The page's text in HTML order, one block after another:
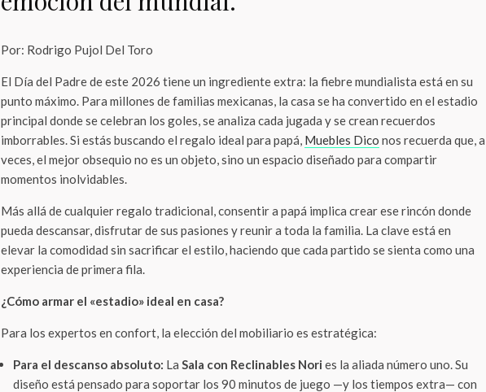
Por: Rodrigo Pujol Del Toro
El Día del Padre de este 2026 tiene un ingrediente extra: la fiebre mundialista está en su
punto máximo. Para millones de familias mexicanas, la casa se ha convertido en el estadio
principal donde se celebran los goles, se analiza cada jugada y se crean recuerdos
imborrables. Si estás buscando el regalo ideal para papá, Muebles Dico nos recuerda que, a
veces, el mejor obsequio no es un objeto, sino un espacio diseñado para compartir
momentos inolvidables.
Más allá de cualquier regalo tradicional, consentir a papá implica crear ese rincón donde
pueda descansar, disfrutar de sus pasiones y reunir a toda la familia. La clave está en
elevar la comodidad sin sacrificar el estilo, haciendo que cada partido se sienta como una
experiencia de primera fila.
¿Cómo armar el «estadio» ideal en casa?
Para los expertos en confort, la elección del mobiliario es estratégica:
Para el descanso absoluto: La Sala con Reclinables Nori es la aliada número uno. Su
diseño está pensado para soportar los 90 minutos de juego —y los tiempos extra— con